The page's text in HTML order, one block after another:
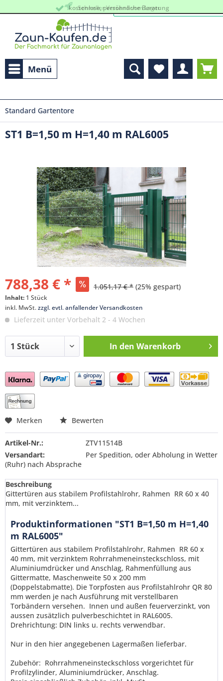
Schneller Versand vom Lager
kostenlose, persöhnliche Beratung
Menü
Standard Gartentore
ST1 B=1,50 m H=1,40 m RAL6005
788,38 € * 1.051,17 € * (25% gespart)
Inhalt: 1 Stück
inkl. MwSt.zzgl. evtl. anfallender Versandkosten
Lieferzeit unter Vorbehalt 2 - 4 Wochen
In den Warenkorb
Preis anfragen
verstanden und stimme zu. *
Mit * gekennzeichnete Felder sind Pflichtfelder.
Senden
Merken Bewerten
Artikel-Nr.:
ZTV11514B
Versandart:
Per Spedition, oder Abholung in Wetter
(Ruhr) nach Absprache
Beschreibung
Gittertüren aus stabilem Profilstahlrohr, Rahmen RR 60 x 40
mm, mit verzinktem...
Produktinformationen "ST1 B=1,50 m H=1,40
m RAL6005"
Gittertüren aus stabilem Profilstahlrohr, Rahmen RR 60 x
40 mm, mit verzinktem Rohrrahmeneinsteckschloss, mit
Aluminiumdrücker und Anschlag, Rahmenfüllung aus
Gittermatte, Maschenweite 50 x 200 mm
(Doppelstabmatte). Die Torpfosten aus Profilstahlrohr QR 80
mm werden je nach Ausführung mit verstellbaren
Torbändern versehen. Innen und außen feuerverzinkt, von
aussen zusätzlich pulverbeschichtet in RAL6005.
Drehrichtung: DIN links u. rechts verwendbar.
Nur in den hier angegebenen Lagermaßen lieferbar.
Zubehör: Rohrrahmeneinsteckschloss vorgerichtet für
Profilzylinder, Aluminiumdrücker, Anschlag.